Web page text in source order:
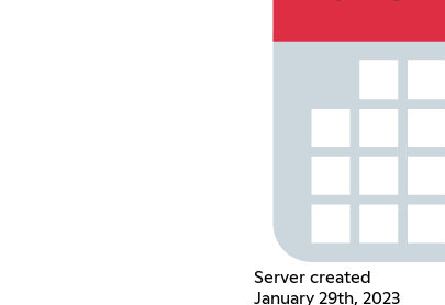
Server created
January 29th, 2023